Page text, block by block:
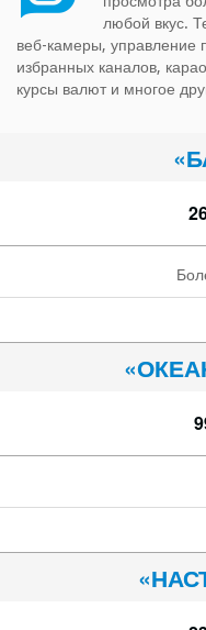
любой вкус.
веб-камеры, управление
избранных каналов,
курсы валют и многое